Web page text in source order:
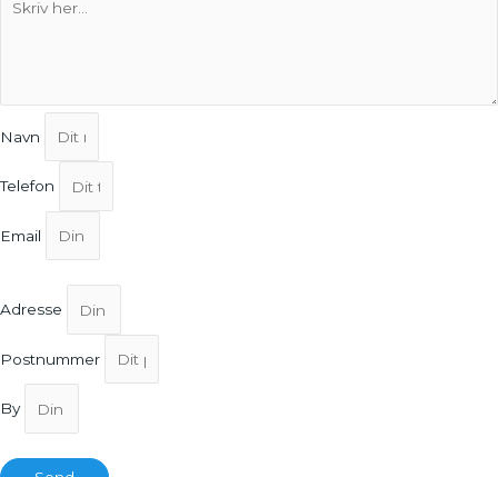
Navn
Telefon
Email
Adresse
Postnummer
By